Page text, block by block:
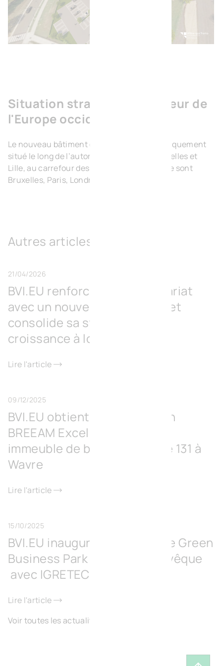
Situation stratégique au cœur de
l'Europe occidentale
Le nouveau bâtiment de Hakron est stratégiquement
situé le long de l’autoroute E429 entre Bruxelles et
Lille, au carrefour des grandes capitales que sont
Bruxelles, Paris, Londres et Amsterdam.
Autres articles
21/04/2026
BVI.EU renforce son actionnariat
avec un nouvel investisseur et
consolide sa stratégie de
croissance à long terme
Lire l'article
09/12/2025
BVI.EU obtient la certification
BREEAM Excellent pour son
immeuble de bureaux Europe 131 à
Wavre
Lire l'article
15/10/2025
BVI.EU inaugure le Surschiste Green
Business Park à Fontaine-l’Évêque
avec IGRETEC
Lire l'article
Voir toutes les actualités